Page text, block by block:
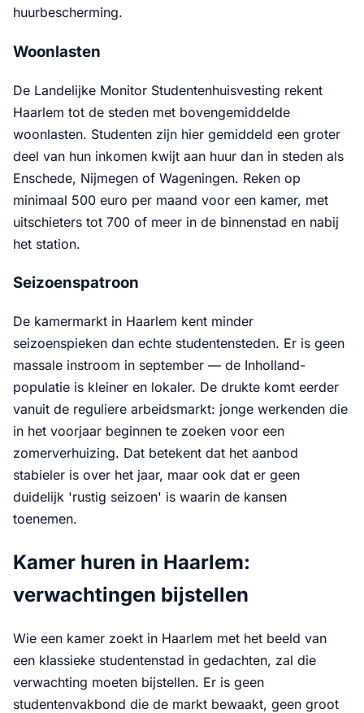
huurbescherming.
Woonlasten
De Landelijke Monitor Studentenhuisvesting rekent
Haarlem tot de steden met bovengemiddelde
woonlasten. Studenten zijn hier gemiddeld een groter
deel van hun inkomen kwijt aan huur dan in steden als
Enschede, Nijmegen of Wageningen. Reken op
minimaal 500 euro per maand voor een kamer, met
uitschieters tot 700 of meer in de binnenstad en nabij
het station.
Seizoenspatroon
De kamermarkt in Haarlem kent minder
seizoenspieken dan echte studentensteden. Er is geen
massale instroom in september — de Inholland-
populatie is kleiner en lokaler. De drukte komt eerder
vanuit de reguliere arbeidsmarkt: jonge werkenden die
in het voorjaar beginnen te zoeken voor een
zomerverhuizing. Dat betekent dat het aanbod
stabieler is over het jaar, maar ook dat er geen
duidelijk 'rustig seizoen' is waarin de kansen
toenemen.
Kamer huren in Haarlem:
verwachtingen bijstellen
Wie een kamer zoekt in Haarlem met het beeld van
een klassieke studentenstad in gedachten, zal die
verwachting moeten bijstellen. Er is geen
studentenvakbond die de markt bewaakt, geen groot